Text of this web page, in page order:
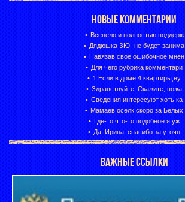
НОВЫЕ КОММЕНТАРИИ
Всецело и полностью поддерж
Дядюшка ЗЮ -не будет занима
Навязав свое ошибочное мнен
Для чего рубрика комментари
1.Если в доме 4 квартиры,ну
Здравствуйте. Скажите, пожа
Сведения интересуют хоть ка
Мамаев осёлк,скоро за Белых
Где-то что-то подобное я уж
Да, Ирина, спасибо за уточн
ВАЖНЫЕ ССЫЛКИ